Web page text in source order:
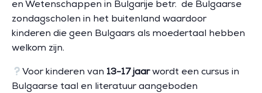
en Wetenschappen in Bulgarije betr. de Bulgaarse
zondagscholen in het buitenland waardoor
kinderen die geen Bulgaars als moedertaal hebben
welkom zijn.
Voor kinderen van 13-17 jaarwordt een cursus in
Bulgaarse taal en literatuur aangeboden